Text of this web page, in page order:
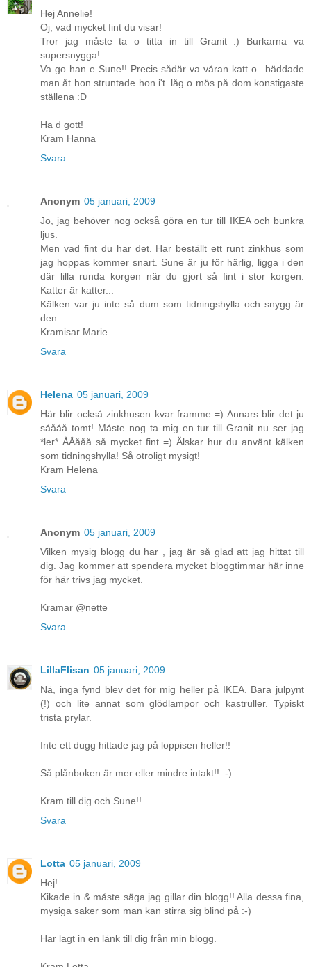
Hej Annelie!
Oj, vad mycket fint du visar!
Tror jag måste ta o titta in till Granit :) Burkarna va
supersnygga!
Va go han e Sune!! Precis sådär va våran katt o...bäddade
man åt hon struntade hon i't..låg o mös på dom konstigaste
ställena :D
Ha d gott!
Kram Hanna
Svara
Anonym 05 januari, 2009
Jo, jag behöver nog också göra en tur till IKEA och bunkra
ljus.
Men vad fint du har det. Har beställt ett runt zinkhus som
jag hoppas kommer snart. Sune är ju för härlig, ligga i den
där lilla runda korgen när du gjort så fint i stor korgen.
Katter är katter...
Kälken var ju inte så dum som tidningshylla och snygg är
den.
Kramisar Marie
Svara
Helena 05 januari, 2009
Här blir också zinkhusen kvar framme =) Annars blir det ju
såååå tomt! Måste nog ta mig en tur till Granit nu ser jag
*ler* ÅÅååå så mycket fint =) Älskar hur du använt kälken
som tidningshylla! Så otroligt mysigt!
Kram Helena
Svara
Anonym 05 januari, 2009
Vilken mysig blogg du har , jag är så glad att jag hittat till
dig. Jag kommer att spendera mycket bloggtimmar här inne
för här trivs jag mycket.
Kramar @nette
Svara
LillaFlisan 05 januari, 2009
Nä, inga fynd blev det för mig heller på IKEA. Bara julpynt
(!) och lite annat som glödlampor och kastruller. Typiskt
trista prylar.
Inte ett dugg hittade jag på loppisen heller!!
Så plånboken är mer eller mindre intakt!! :-)
Kram till dig och Sune!!
Svara
Lotta 05 januari, 2009
Hej!
Kikade in & måste säga jag gillar din blogg!! Alla dessa fina,
mysiga saker som man kan stirra sig blind på :-)
Har lagt in en länk till dig från min blogg.